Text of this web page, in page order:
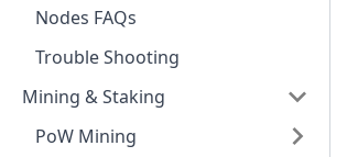
Nodes FAQs
Trouble Shooting
Mining & Staking
PoW Mining